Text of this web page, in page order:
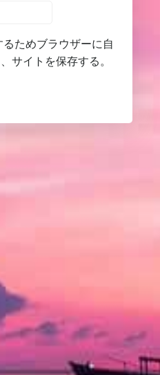
ためブラウザーに自
サイトを保存する。